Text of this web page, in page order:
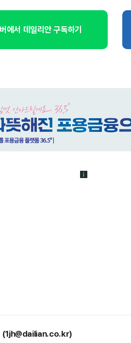
에서 데일리안 구독하기
(1jh@dailian.co.kr)